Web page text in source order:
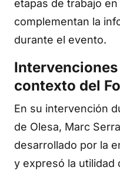
etapas de trabajo
complementan la
durante el evento.
contexto del
En su intervención
de Olesa, Marc
desarrollado por la
y expresó la utilidad